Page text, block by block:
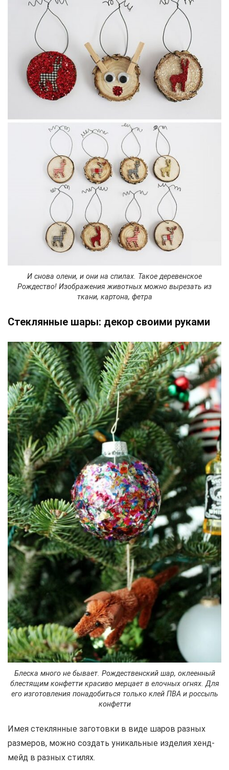
И снова олени, и они на спилах. Такое деревенское
Рождество! Изображения животных можно вырезать из
ткани, картона, фетра
Стеклянные шары: декор своими руками
Блеска много не бывает. Рождественский шар, оклеенный
блестящим конфетти красиво мерцает в елочных огнях. Для
его изготовления понадобиться только клей ПВА и россыпь
конфетти
Имея стеклянные заготовки в виде шаров разных
размеров, можно создать уникальные изделия хенд-
мейд в разных стилях.